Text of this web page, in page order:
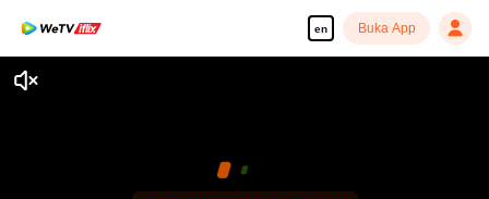
en Buka App